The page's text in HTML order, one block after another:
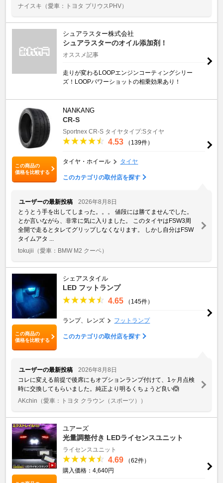
ナイスキ （愛車：トヨタ プリウスPHV）
シュアラスター株式会社
シュアラスターのオイル添加剤！
オススメ記事
走りが変わるLOOPエンジンコーティングシリー
ズ！LOOPパワーショットの相乗効果あり！
この商品の
価格を比較する
NANKANG
CR-S
Sportnex CR-S タイヤタイプ:Sタイヤ
4.53 （139件）
タイヤ・ホイール タイヤ
このカテゴリの取付店を探す
ユーザーの最新投稿
2026年8月8日
とうとう手を出してしまった。。。 値段には勝てませんでした。
とか言いながら、非常に気に入りました。 このタイヤはFSW3周
全開で走るとタレてグリップしなくなります。 しかし自分はFSW
タイムアタ ...
tokujii （愛車：BMW M2 クーペ）
この商品の
価格を比較する
シェアスタイル
LED フットランプ
4.65 （145件）
ランプ、レンズ フットランプ
このカテゴリの取付店を探す
ユーザーの最新投稿
2026年8月8日
コレに変える前提で後席にもオプションランプ付けて、1ヶ月点検
時に交換してもらいました。純正より明るくちょうど良い🙆
AKchin （愛車：トヨタ クラウン（スポーツ））
ユアーズ
光量調整付き LEDライセンスユニット
ライセンスユニット
4.69
（62件）
購入価格：4,640円